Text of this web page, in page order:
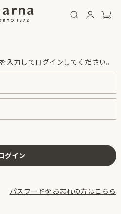
入力してログインしてください。
パスワードをお忘れの方はこちら